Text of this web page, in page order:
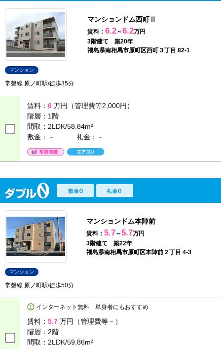
マンションドム西町Ⅱ
賃料： 6.2～6.2万円
3階建て 築20年
福島県南相馬市原町区西町３丁目 82-1
マンション
常磐線 原ノ町駅/徒歩35分
賃料： 6 万円（管理費等2,000円）
階層： 1階
間取： 2LDK/58.84m²
敷金：－
礼金：－
マンションドム本陣前
賃料： 5.7～5.7万円
3階建て 築22年
福島県南相馬市原町区本陣前２丁目 4-3
マンション
常磐線 原ノ町駅/徒歩50分
インターネット無料 単身者にもおすすめ
賃料： 5.7 万円（管理費等－）
階層： 2階
間取： 2LDK/59.86m²